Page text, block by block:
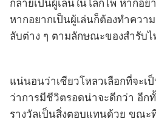
กลายเป็นผู้เล่นในโลกไพ่ หากอย
หากอยากเป็นผู้เล่นก็ต้องทำควา
ลับต่าง ๆ ตามลักษณะของสำรับไ
แน่นอนว่าเซียวโหลวเลือกที่จะเ
ว่าการมีชีวิตรอดน่าจะดีกว่า อีกทั้
รางวัลเป็นสิ่งตอบแทนด้วย ขณะ